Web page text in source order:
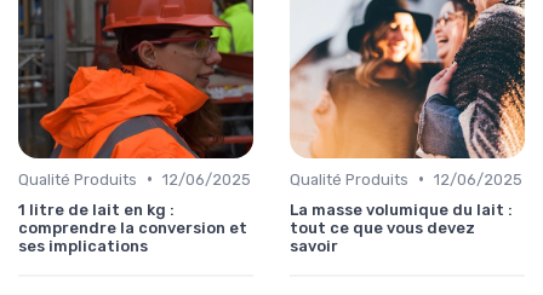
Qualité Produits • 12/06/2025
1 litre de lait en kg :
comprendre la conversion et
ses implications
Qualité Produits • 12/06/2025
La masse volumique du lait :
tout ce que vous devez
savoir